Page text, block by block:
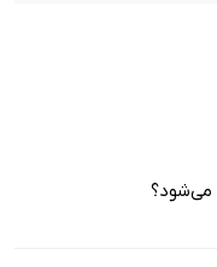
می‌شود؟